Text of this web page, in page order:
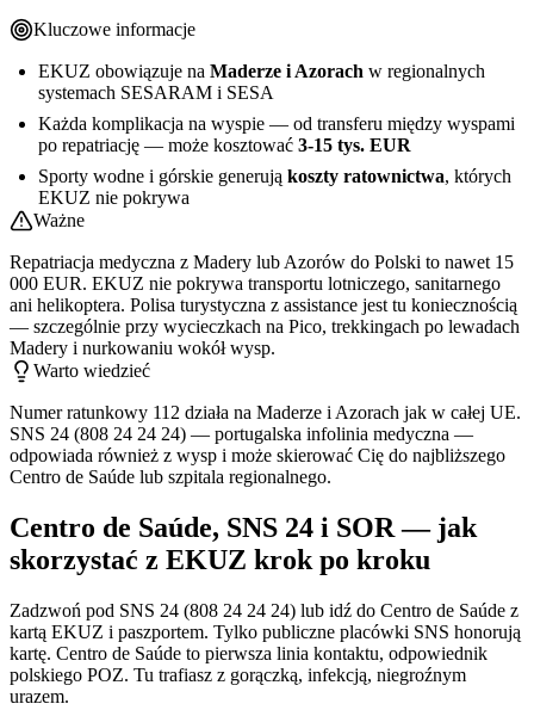
Kluczowe informacje
EKUZ obowiązuje na Maderze i Azorach w regionalnych
systemach SESARAM i SESA
Każda komplikacja na wyspie — od transferu między wyspami
po repatriację — może kosztować 3-15 tys. EUR
Sporty wodne i górskie generują koszty ratownictwa, których
EKUZ nie pokrywa
Ważne
Repatriacja medyczna z Madery lub Azorów do Polski to nawet 15
000 EUR. EKUZ nie pokrywa transportu lotniczego, sanitarnego
ani helikoptera. Polisa turystyczna z assistance jest tu koniecznością
— szczególnie przy wycieczkach na Pico, trekkingach po lewadach
Madery i nurkowaniu wokół wysp.
Warto wiedzieć
Numer ratunkowy 112 działa na Maderze i Azorach jak w całej UE.
SNS 24 (808 24 24 24) — portugalska infolinia medyczna —
odpowiada również z wysp i może skierować Cię do najbliższego
Centro de Saúde lub szpitala regionalnego.
Centro de Saúde, SNS 24 i SOR — jak
skorzystać z EKUZ krok po kroku
Zadzwoń pod SNS 24 (808 24 24 24) lub idź do Centro de Saúde z
kartą EKUZ i paszportem. Tylko publiczne placówki SNS honorują
kartę. Centro de Saúde to pierwsza linia kontaktu, odpowiednik
polskiego POZ. Tu trafiasz z gorączką, infekcją, niegroźnym
urazem.